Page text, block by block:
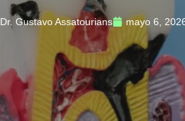
Dr. Gustavo Assatourians mayo 6,